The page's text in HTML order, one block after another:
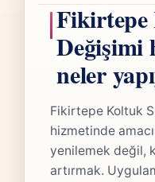
Fikirtepe
Değişimi
neler
Fikirtepe Koltuk
hizmetinde
yenilemek değil,
artırmak.